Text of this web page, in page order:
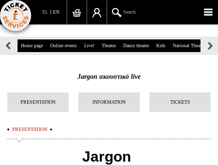
EN
EL Search
39, Panepistimiou Str, Athens
info@ticketservices.gr
Check out
Search your order
Home page Online events Live! Theatre Dance theater Kids National Theatre
Jargon ακουστικό live
PRESENTATION INFORMATION TICKETS
PRESENTATION
Jargon